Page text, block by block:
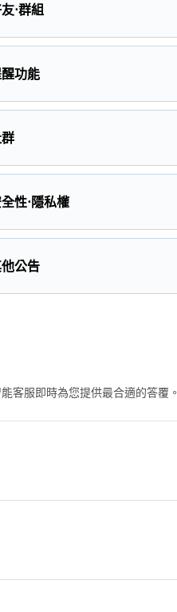
⋅群組
功能
性⋅隱私權
公告
客服即時為您提供最合適的答覆。